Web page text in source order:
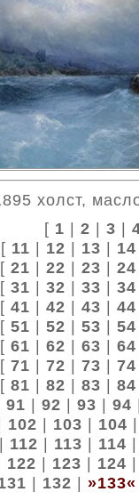
холст,
[ 1 | 2 | 3 |
[ 11 | 12 | 13 | 14
[ 21 | 22 | 23 | 24
[ 31 | 32 | 33 | 34
[ 41 | 42 | 43 | 44
[ 51 | 52 | 53 | 54
[ 61 | 62 | 63 | 64
[ 71 | 72 | 73 | 74
[ 81 | 82 | 83 | 84
91 | 92 | 93 | 94
102 | 103 | 104
| 112 | 113 | 114
122 | 123 | 124
| 132 | »133«